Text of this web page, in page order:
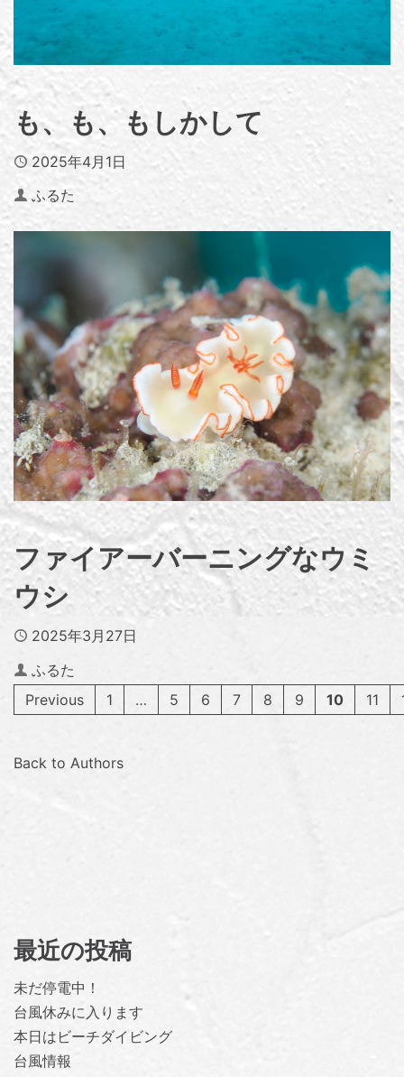
も、も、もしかして
Published
2025年4月1日
Author
ふるた
ファイアーバーニングなウミ
ウシ
Published
2025年3月27日
Author
ふるた
Previous
1 … 5 6 7 8 9 10 11
Back to Authors
最近の投稿
未だ停電中！
台風休みに入ります
本日はビーチダイビング
台風情報